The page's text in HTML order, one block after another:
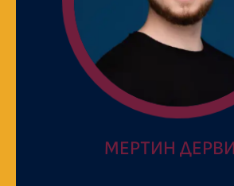
МЕРТИН